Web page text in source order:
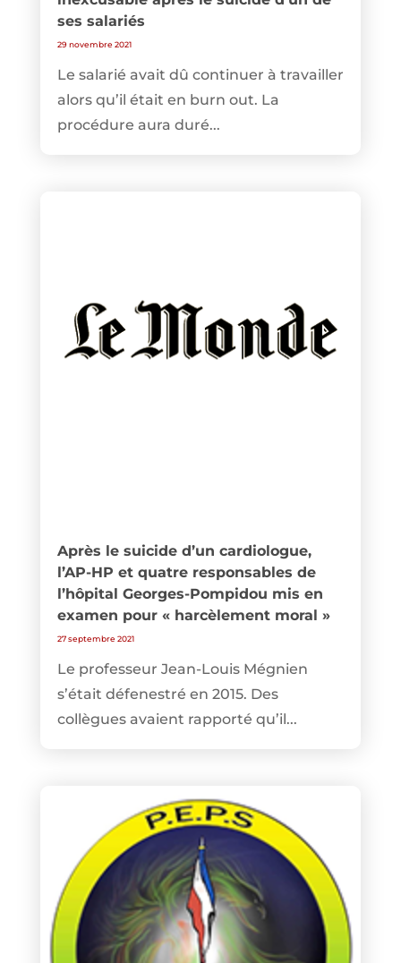
ses salariés
29 novembre 2021
Le salarié avait dû continuer à travailler
alors qu’il était en burn out. La
procédure aura duré...
Après le suicide d’un cardiologue,
l’AP-HP et quatre responsables de
l’hôpital Georges-Pompidou mis en
examen pour « harcèlement moral »
27 septembre 2021
Le professeur Jean-Louis Mégnien
s’était défenestré en 2015. Des
collègues avaient rapporté qu’il...